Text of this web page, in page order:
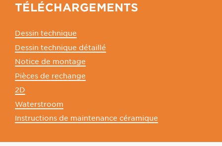
TÉLÉCHARGEMENTS
Dessin technique
Dessin technique détaillé
Notice de montage
Pièces de rechange
2D
Waterstroom
Instructions de maintenance céramique